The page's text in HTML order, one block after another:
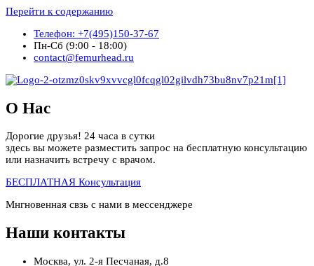
Перейти к содержанию
Телефон: +7(495)150-37-67
Пн-Сб (9:00 - 18:00)
contact@femurhead.ru
О Нас
Дорогие друзья! 24 часа в сутки
здесь вы можете разместить запрос на бесплатную консультацию
или назначить встречу с врачом.
БЕСПЛАТНАЯ Консультация
Мнгновенная свзь с нами в мессенджере
Наши контакты
Москва, ул. 2-я Песчаная, д.8